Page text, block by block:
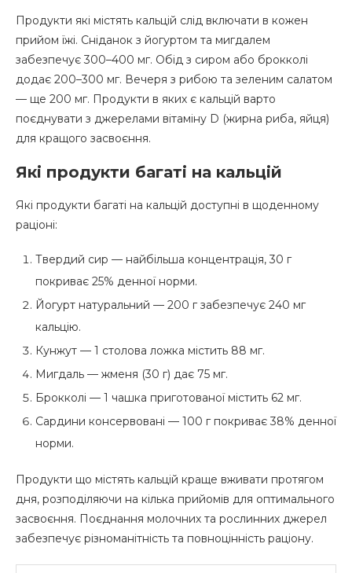
Продукти які містять кальцій слід включати в кожен
прийом їжі. Сніданок з йогуртом та мигдалем
забезпечує 300–400 мг. Обід з сиром або брокколі
додає 200–300 мг. Вечеря з рибою та зеленим салатом
— ще 200 мг. Продукти в яких є кальцій варто
поєднувати з джерелами вітаміну D (жирна риба, яйця)
для кращого засвоєння.
Які продукти багаті на кальцій
Які продукти багаті на кальцій доступні в щоденному
раціоні:
Твердий сир — найбільша концентрація, 30 г
покриває 25% денної норми.
Йогурт натуральний — 200 г забезпечує 240 мг
кальцію.
Кунжут — 1 столова ложка містить 88 мг.
Мигдаль — жменя (30 г) дає 75 мг.
Брокколі — 1 чашка приготованої містить 62 мг.
Сардини консервовані — 100 г покриває 38% денної
норми.
Продукти що містять кальцій краще вживати протягом
дня, розподіляючи на кілька прийомів для оптимального
засвоєння. Поєднання молочних та рослинних джерел
забезпечує різноманітність та повноцінність раціону.